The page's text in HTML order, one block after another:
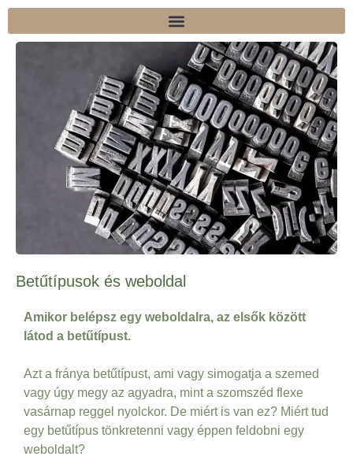
Skip
content
Betűtípusok és weboldal
Amikor belépsz egy weboldalra, az elsők között
látod a betűtípust.
Azt a fránya betűtípust, ami vagy simogatja a szemed
vagy úgy megy az agyadra, mint a szomszéd flexe
vasárnap reggel nyolckor. De miért is van ez? Miért tud
egy betűtípus tönkretenni vagy éppen feldobni egy
weboldalt?